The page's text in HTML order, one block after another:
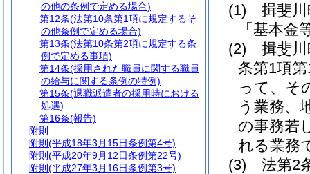
(1)
揖斐
「基本金
(2)
揖斐
条第1項
って、そ
う業務、
の事務若
れる業務
(3)
法第2
の他の条例で定める場合)
第12条(法第10条第1項に規定するそ
の他条例で定める場合)
第13条(法第10条第2項に規定する条
例で定める事項)
第14条(採用された職員に関する職員
の給与に関する条例の特例)
第15条(退職派遣者の採用時における
処遇)
第16条(報告)
附則
附則 (平成18年3月15日条例第4号)
附則 (平成20年9月12日条例第22号)
附則 (平成27年3月16日条例第3号)